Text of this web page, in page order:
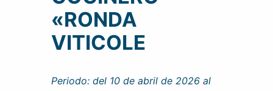
«RONDA
VITICOLE
Periodo: del 10 de abril de 2026 al